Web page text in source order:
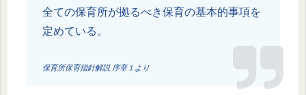
全ての保育所が拠るべき保育の基本的事項を
定めている。
保育所保育指針解説 序章１より